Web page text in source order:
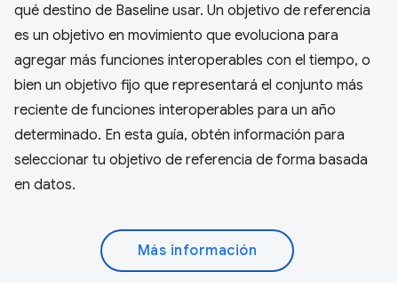
qué destino de Baseline usar. Un objetivo de referencia
es un objetivo en movimiento que evoluciona para
agregar más funciones interoperables con el tiempo, o
bien un objetivo fijo que representará el conjunto más
reciente de funciones interoperables para un año
determinado. En esta guía, obtén información para
seleccionar tu objetivo de referencia de forma basada
en datos.
Más información